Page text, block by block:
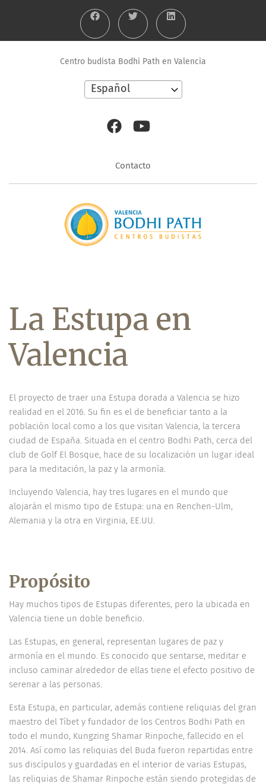
Centro budista Bodhi Path en Valencia
contacto
Contacto
La Estupa en
Valencia
El proyecto de traer una Estupa dorada a Valencia se hizo
realidad en el 2016. Su fin es el de beneficiar tanto a la
población local como a los que visitan Valencia, la tercera
ciudad de España. Situada en el centro Bodhi Path, cerca del
club de Golf El Bosque, hace de su localización un lugar ideal
para la meditación, la paz y la armonía.
Incluyendo Valencia, hay tres lugares en el mundo que
alojarán el mismo tipo de Estupa: una en Renchen-Ulm,
Alemania y la otra en Virginia, EE.UU.
Propósito
Hay muchos tipos de Estupas diferentes, pero la ubicada en
Valencia tiene un doble beneficio.
Las Estupas, en general, representan lugares de paz y
armonía en el mundo. Es conocido que sentarse, meditar e
incluso caminar alrededor de ellas tiene el efecto positivo de
serenar a las personas.
Esta Estupa, en particular, además contiene reliquias del gran
maestro del Tíbet y fundador de los Centros Bodhi Path en
todo el mundo, Kungzing Shamar Rinpoche, fallecido en el
2014. Así como las reliquias del Buda fueron repartidas entre
sus discípulos y guardadas en el interior de varias Estupas,
las reliquias de Shamar Rinpoche están siendo protegidas de